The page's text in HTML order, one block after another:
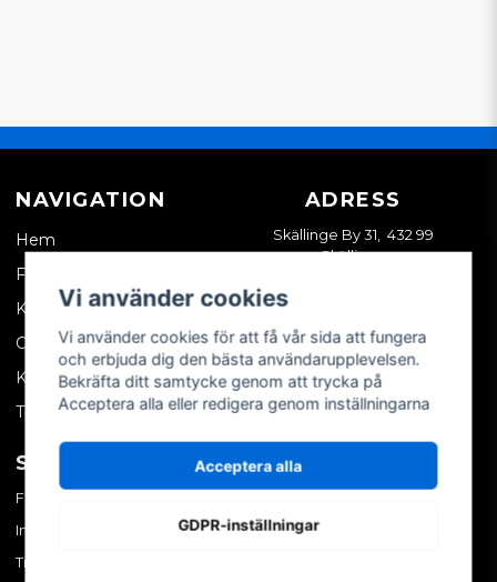
NAVIGATION
Hem
Företagskund
Kontakta oss
Om oss
Köpvillkor
Tips & trix
ADRESS
Skällinge By 31, 432 99
Skällinge
SOCIALA MEDIER
Facebook
Instagram
TikTok
MITT KONTO
Skapa konto
Vi använder cookies
Vi använder cookies för att få vår sida att fungera
och erbjuda dig den bästa användarupplevelsen.
Bekräfta ditt samtycke genom att trycka på
Acceptera alla eller redigera genom inställningarna
Acceptera alla
GDPR-inställningar